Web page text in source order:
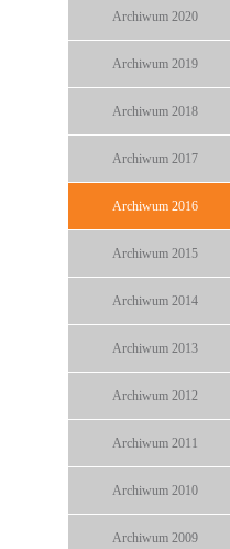
Archiwum 2020
Archiwum 2019
Archiwum 2018
Archiwum 2017
Archiwum 2016
Archiwum 2015
Archiwum 2014
Archiwum 2013
Archiwum 2012
Archiwum 2011
Archiwum 2010
Archiwum 2009